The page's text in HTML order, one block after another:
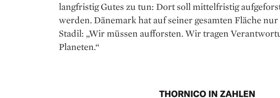
langfristig Gutes zu tun: Dort soll mittelfristig
werden. Dänemark hat auf seiner gesamten Fläche nur
Stadil: „Wir müssen aufforsten. Wir tragen
Planeten.“